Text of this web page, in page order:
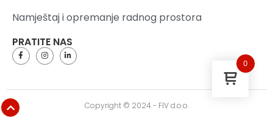
Namještaj i opremanje radnog prostora
PRATITE NAS
Copyright © 2024 - FIV d.o.o.
0